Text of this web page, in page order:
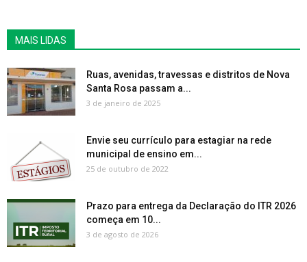
MAIS LIDAS
Ruas, avenidas, travessas e distritos de Nova
Santa Rosa passam a...
3 de janeiro de 2025
Envie seu currículo para estagiar na rede
municipal de ensino em...
25 de outubro de 2022
Prazo para entrega da Declaração do ITR 2026
começa em 10...
3 de agosto de 2026